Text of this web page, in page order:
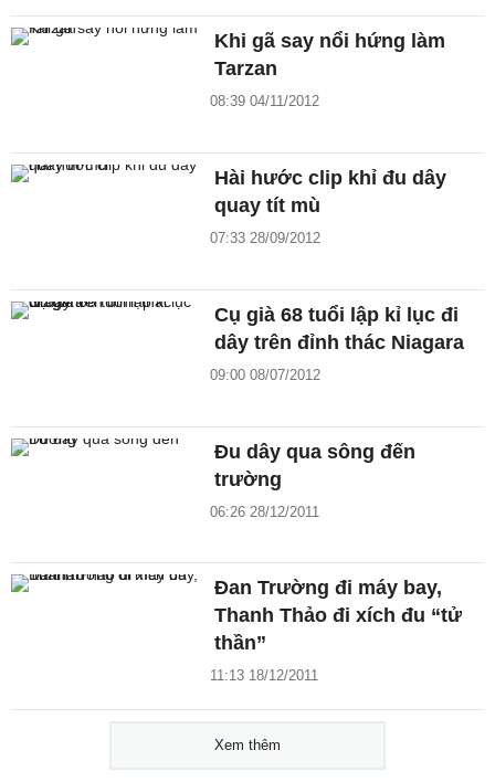
Khi gã say nổi hứng làm
Tarzan
08:39 04/11/2012
Hài hước clip khỉ đu dây
quay tít mù
07:33 28/09/2012
Cụ già 68 tuổi lập kỉ lục đi
dây trên đỉnh thác Niagara
09:00 08/07/2012
Đu dây qua sông đến
trường
06:26 28/12/2011
Đan Trường đi máy bay,
Thanh Thảo đi xích đu “tử
thần”
11:13 18/12/2011
Xem thêm